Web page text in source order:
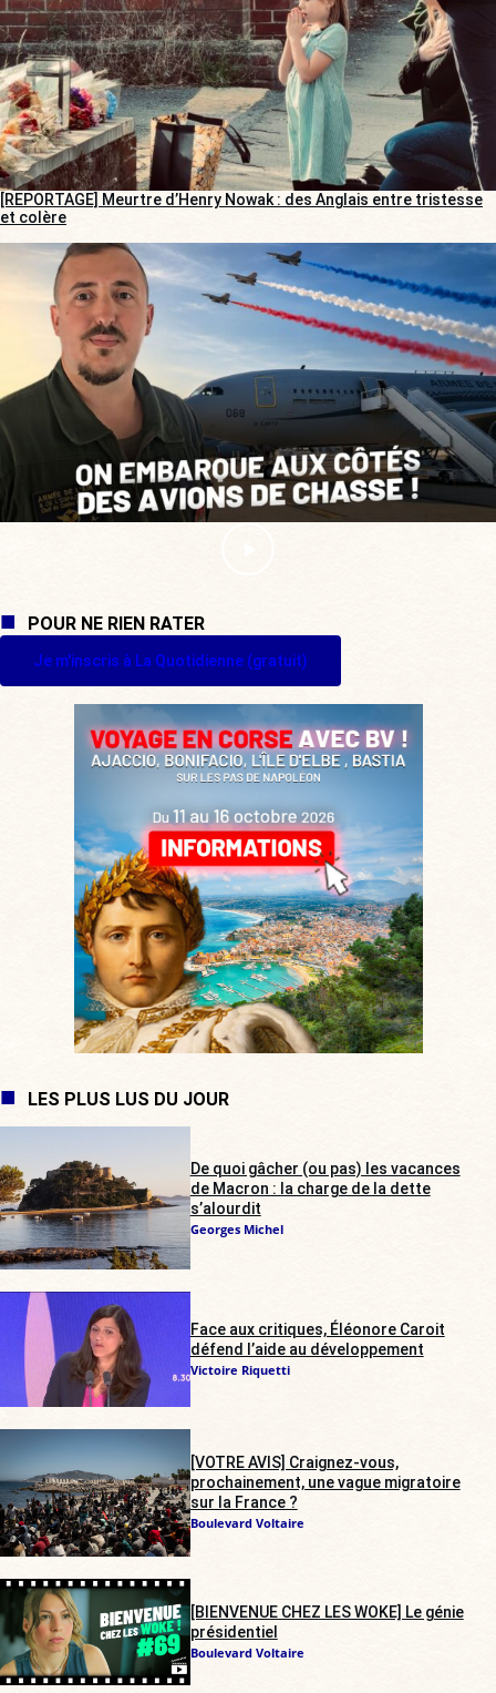
[REPORTAGE] Meurtre d’Henry Nowak : des Anglais entre tristesse
et colère
POUR NE RIEN RATER
Je m'inscris à La Quotidienne (gratuit)
LES PLUS LUS DU JOUR
De quoi gâcher (ou pas) les vacances
de Macron : la charge de la dette
s’alourdit
Georges Michel
Face aux critiques, Éléonore Caroit
défend l’aide au développement
Victoire Riquetti
[VOTRE AVIS] Craignez-vous,
prochainement, une vague migratoire
sur la France ?
Boulevard Voltaire
[BIENVENUE CHEZ LES WOKE] Le génie
présidentiel
Boulevard Voltaire